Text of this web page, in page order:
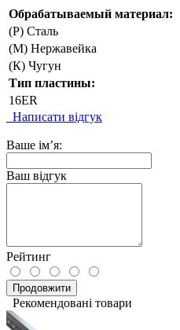
Обрабатываемый материал:
(P) Сталь
(М) Нержавейка
(К) Чугун
Тип пластины:
16ER
Написати відгук
Ваше ім’я:
Ваш відгук
Рейтинг
Продовжити
Рекомендовані товари